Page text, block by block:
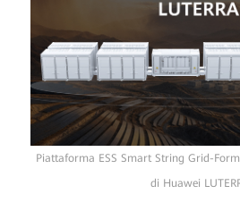
Piattaforma ESS Smart String Grid-
di Huawei